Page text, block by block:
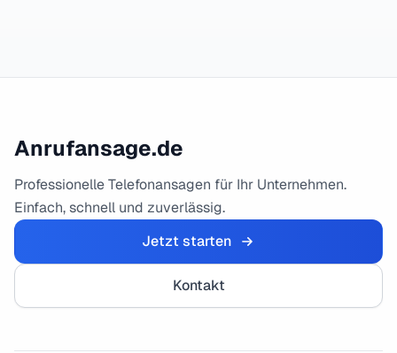
Anrufansage.de
Professionelle Telefonansagen für Ihr Unternehmen.
Einfach, schnell und zuverlässig.
Jetzt starten
Kontakt